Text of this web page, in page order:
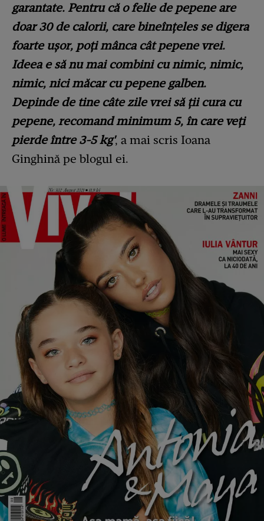
garantate. Pentru că o felie de pepene are
doar 30 de calorii, care bineînțeles se digera
foarte ușor, poți mânca cât pepene vrei.
Ideea e să nu mai combini cu nimic, nimic,
nimic, nici măcar cu pepene galben.
Depinde de tine câte zile vrei să ții cura cu
pepene, recomand minimum 5, în care veți
pierde între 3-5 kg', a mai scris Ioana
Ginghină pe blogul ei.